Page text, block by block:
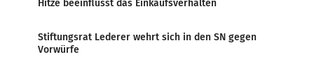
Hitze beeinflusst das Einkaufsverhalten
Stiftungsrat Lederer wehrt sich in den SN gegen
Vorwürfe